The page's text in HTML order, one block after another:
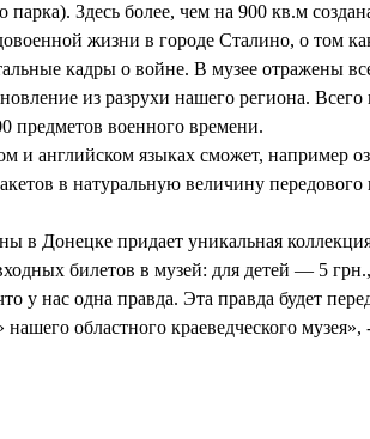
Здесь более, чем на 900 кв.м
жизни в городе Сталино, о том
кадры о войне. В музее отражены
из разрухи нашего региона. Всего
предметов военного времени.
и английском языках сможет, например
в натуральную величину передового
Донецке придает уникальная
билетов в музей: для детей — 5
нас одна правда. Эта правда будет
областного краеведческого музея»,